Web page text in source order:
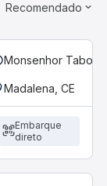
Recomendado
Monsenhor
Madalena, CE
Embarque
direto